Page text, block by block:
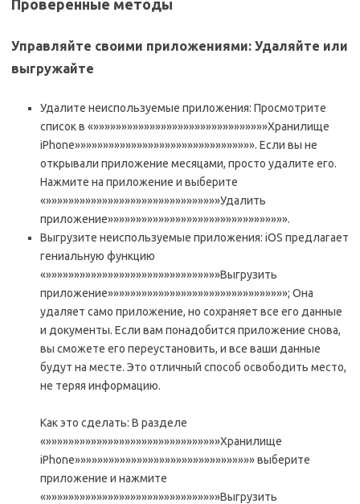
Проверенные методы
Управляйте своими приложениями: Удаляйте или
выгружайте
Удалите неиспользуемые приложения: Просмотрите
список в «»»»»»»»»»»»»»»»»»»»»»»»»»»»»»»»Хранилище
iPhone»»»»»»»»»»»»»»»»»»»»»»»»»»»»»»»». Если вы не
открывали приложение месяцами, просто удалите его.
Нажмите на приложение и выберите
«»»»»»»»»»»»»»»»»»»»»»»»»»»»»»»»Удалить
приложение»»»»»»»»»»»»»»»»»»»»»»»»»»»»»»»».
Выгрузите неиспользуемые приложения: iOS предлагает
гениальную функцию
«»»»»»»»»»»»»»»»»»»»»»»»»»»»»»»»Выгрузить
приложение»»»»»»»»»»»»»»»»»»»»»»»»»»»»»»»»; Она
удаляет само приложение, но сохраняет все его данные
и документы. Если вам понадобится приложение снова,
вы сможете его переустановить, и все ваши данные
будут на месте. Это отличный способ освободить место,
не теряя информацию.
Как это сделать: В разделе
«»»»»»»»»»»»»»»»»»»»»»»»»»»»»»»»Хранилище
iPhone»»»»»»»»»»»»»»»»»»»»»»»»»»»»»»»» выберите
приложение и нажмите
«»»»»»»»»»»»»»»»»»»»»»»»»»»»»»»»Выгрузить